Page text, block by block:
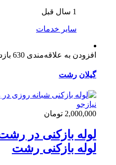
1 سال قبل
سایر خدمات
افزودن به علاقه‌مندی 630 بازدید
گیلان رشت
2,000,000 تومان
لوله بازکنی در
لوله بازکنی رشت